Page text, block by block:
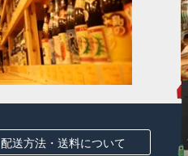
配送方法・送料について